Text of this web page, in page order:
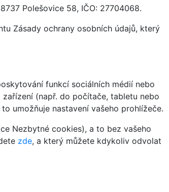
Polešovice 58, IČO: 27704068.
Zásady ochrany osobních údajů, který
funkcí sociálních médií nebo
(např. do počítače, tabletu nebo
umožňuje nastavení vašeho prohlížeče.
Nezbytné cookies), a to bez vašeho
zde, a který můžete kdykoliv odvolat